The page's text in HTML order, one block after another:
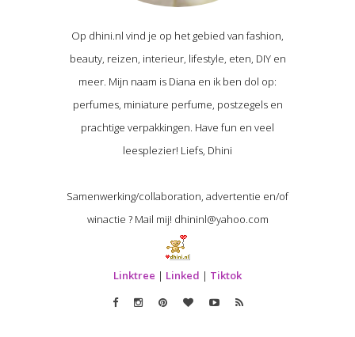
Op dhini.nl vind je op het gebied van fashion,
beauty, reizen, interieur, lifestyle, eten, DIY en
meer. Mijn naam is Diana en ik ben dol op:
perfumes, miniature perfume, postzegels en
prachtige verpakkingen. Have fun en veel
leesplezier! Liefs, Dhini
Samenwerking/collaboration, advertentie en/of
winactie ? Mail mij! dhininl@yahoo.com
Linktree | Linked | Tiktok